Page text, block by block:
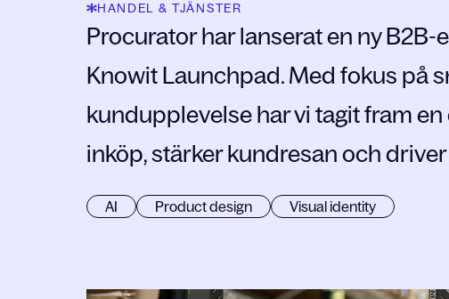
HANDEL & TJÄNSTER
Procurator har lanserat en ny
Knowit Launchpad. Med fokus på
kundupplevelse har vi tagit fram
inköp, stärker kundresan och
AI Product design Visual identity